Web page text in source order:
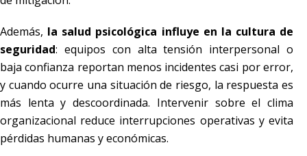
Además, la salud psicológica influye en la cultura de
seguridad: equipos con alta tensión interpersonal o
baja confianza reportan menos incidentes casi por error,
y cuando ocurre una situación de riesgo, la respuesta es
más lenta y descoordinada. Intervenir sobre el clima
organizacional reduce interrupciones operativas y evita
pérdidas humanas y económicas.